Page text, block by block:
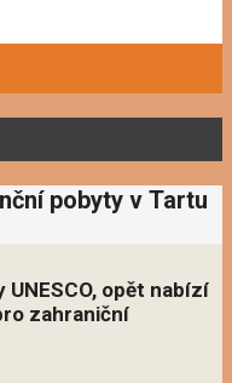
pobyty v Tartu
opět nabízí
zahraniční